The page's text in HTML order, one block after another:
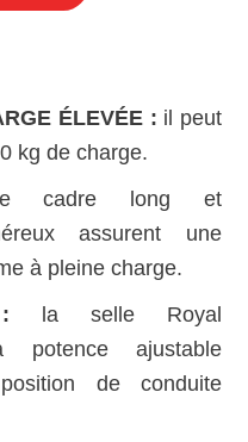
ÉLEVÉE : il peut
kg de charge.
cadre long et
assurent une
à pleine charge.
la selle Royal
ajustable
de conduite